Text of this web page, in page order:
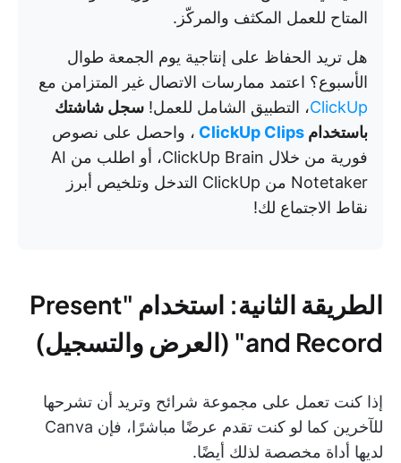
المتاح للعمل المكثف والمركّز.
هل تريد الحفاظ على إنتاجية يوم الجمعة طوال
الأسبوع؟ اعتمد ممارسات الاتصال غير المتزامن مع
ClickUp، التطبيق الشامل للعمل! سجل شاشتك
باستخدام ClickUp Clips ، واحصل على نصوص
فورية من خلال ClickUp Brain، أو اطلب من AI
Notetaker من ClickUp التدخل وتلخيص أبرز
نقاط الاجتماع لك!
الطريقة الثانية: استخدام "Present
and Record" (العرض والتسجيل)
إذا كنت تعمل على مجموعة شرائح وتريد أن تشرحها
للآخرين كما لو كنت تقدم عرضًا مباشرًا، فإن Canva
لديها أداة مخصصة لذلك أيضًا.